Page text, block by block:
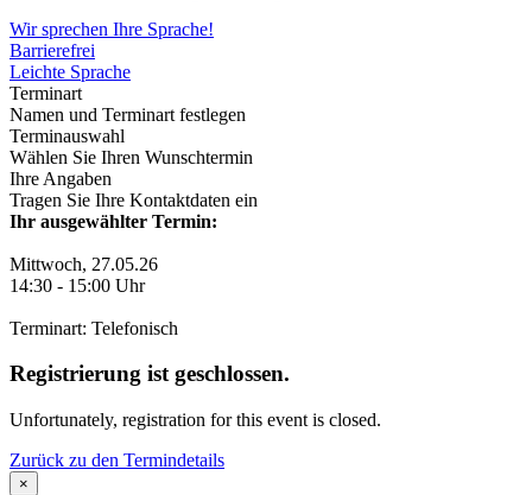
Wir sprechen Ihre Sprache!
Barrierefrei
Leichte Sprache
Terminart
Namen und Terminart festlegen
Terminauswahl
Wählen Sie Ihren Wunschtermin
Ihre Angaben
Tragen Sie Ihre Kontaktdaten ein
Ihr ausgewählter Termin:
Mittwoch, 27.05.26
14:30 - 15:00 Uhr
Terminart: Telefonisch
Registrierung ist geschlossen.
Unfortunately, registration for this event is closed.
Zurück zu den Termindetails
×